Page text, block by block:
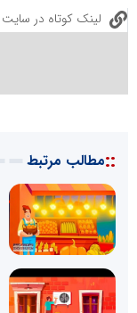
لینک کوتاه در
::مطالب مرتبط